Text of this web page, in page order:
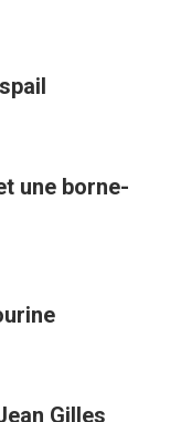
une borne-
Gilles